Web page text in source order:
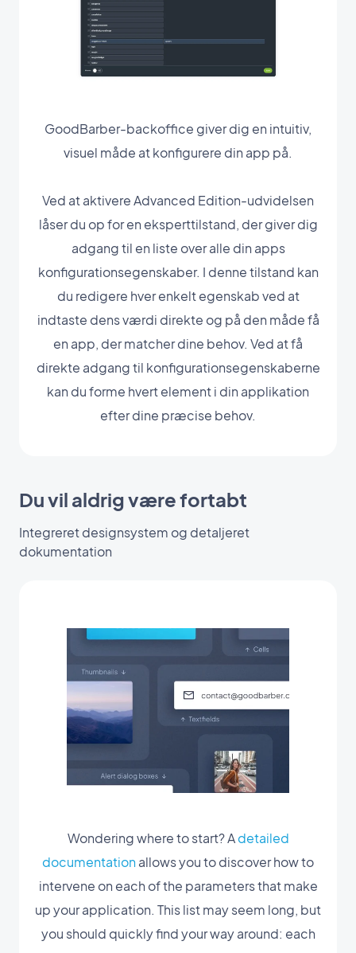
GoodBarber-backoffice giver dig en intuitiv,
visuel måde at konfigurere din app på.
Ved at aktivere Advanced Edition-udvidelsen
låser du op for en eksperttilstand, der giver dig
adgang til en liste over alle din apps
konfigurationsegenskaber. I denne tilstand kan
du redigere hver enkelt egenskab ved at
indtaste dens værdi direkte og på den måde få
en app, der matcher dine behov. Ved at få
direkte adgang til konfigurationsegenskaberne
kan du forme hvert element i din applikation
efter dine præcise behov.
Du vil aldrig være fortabt
Integreret designsystem og detaljeret
dokumentation
Wondering where to start? Adetailed
documentationallows you to discover how to
intervene on each of the parameters that make
up your application. This list may seem long, but
you should quickly find your way around: each